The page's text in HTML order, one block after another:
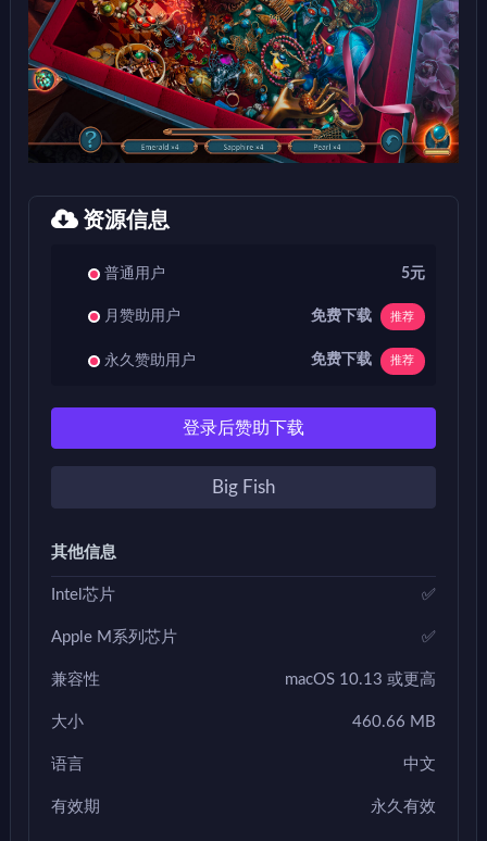
资源信息
普通用户 5元
月赞助用户 免费下载 推荐
永久赞助用户 免费下载 推荐
登录后赞助下载
Big Fish
其他信息
Intel芯片 ✅
Apple M系列芯片 ✅
兼容性 macOS 10.13 或更高
大小 460.66 MB
语言 中文
有效期 永久有效